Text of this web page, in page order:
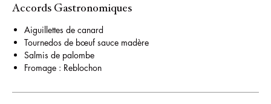
Accords Gastronomiques
Aiguillettes de canard
Tournedos de bœuf sauce madère
Salmis de palombe
Fromage : Reblochon